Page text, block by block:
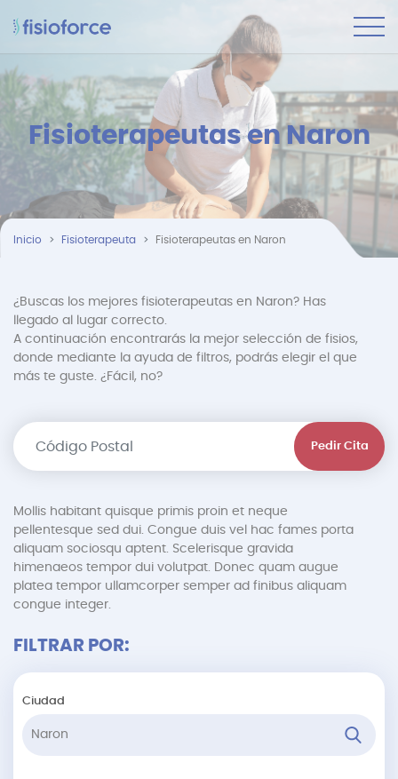
Fisioterapeutas en Naron
Inicio Fisioterapeuta Fisioterapeutas en Naron
¿Buscas los mejores fisioterapeutas en Naron? Has
llegado al lugar correcto.
A continuación encontrarás la mejor selección de fisios,
donde mediante la ayuda de filtros, podrás elegir el que
más te guste. ¿Fácil, no?
Pedir Cita
Mollis habitant quisque primis proin et neque
pellentesque sed dui. Congue duis vel hac fames porta
aliquam sociosqu aptent. Scelerisque gravida
himenaeos tempor dui volutpat. Donec quam augue
platea tempor ullamcorper semper ad finibus aliquam
congue integer.
FILTRAR POR:
Ciudad